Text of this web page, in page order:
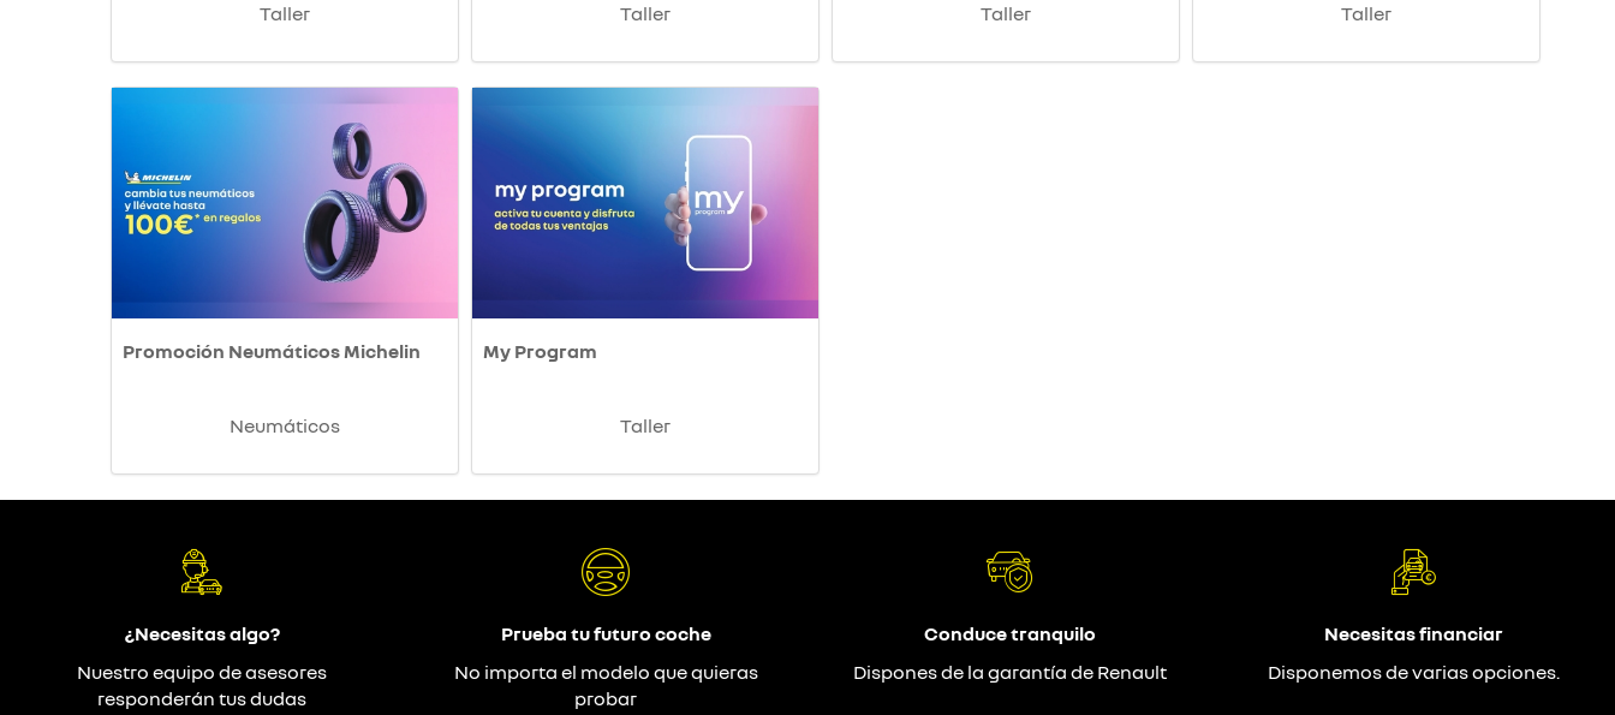
Taller Taller Taller Taller
Promoción Neumáticos Michelin
Neumáticos
My Program
Taller
¿Necesitas algo?
Nuestro equipo de asesores
responderán tus dudas
Prueba tu futuro coche
No importa el modelo que quieras
probar
Conduce tranquilo
Dispones de la garantía de Renault
Necesitas financiar
Disponemos de varias opciones.